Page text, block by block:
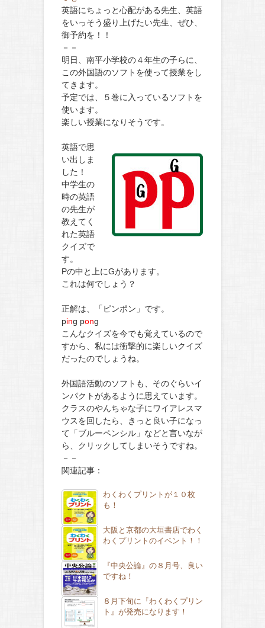
英語にちょっと心配がある先生、英語
をいっそう盛り上げたい先生、ぜひ、
御予約を！！
－－
明日、南平小学校の４年生の子らに、
この外国語のソフトを使って授業をし
てきます。
予定では、５巻に入っているソフトを
使います。
楽しい授業になりそうです。
英語で思
い出しま
した！
中学生の
時の英語
の先生が
教えてく
れた英語
クイズで
す。
Pの中と上にGがあります。
これは何でしょう？
正解は、「ピンポン」です。
ping pong
こんなクイズを今でも覚えているので
すから、私には衝撃的に楽しいクイズ
だったのでしょうね。
外国語活動のソフトも、そのぐらいイ
ンパクトがあるように思えています。
クラスのやんちゃな子にワイアレスマ
ウスを回したら、きっと良い子になっ
て「ブルーペンシル」などと言いなが
ら、クリックしてしまいそうですね。
－－
関連記事：
わくわくプリントが１０枚
も！
大阪と京都の大垣書店でわく
わくプリントのイベント！！
『中央公論』の８月号、良い
ですね！
８月下旬に『わくわくプリン
ト』が発売になります！